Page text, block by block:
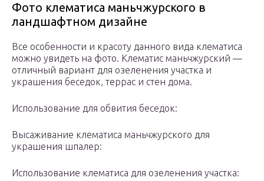
Фото клематиса маньчжурского в
ландшафтном дизайне
Все особенности и красоту данного вида клематиса
можно увидеть на фото. Клематис маньчжурский —
отличный вариант для озеленения участка и
украшения беседок, террас и стен дома.
Использование для обвития беседок:
Высаживание клематиса маньчжурского для
украшения шпалер:
Использование клематиса для озеленения участка: